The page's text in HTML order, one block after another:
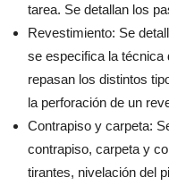
tarea. Se detallan los
Revestimiento: Se
se especifica la técnica
repasan los distintos
la perforación de un
Contrapiso y carpeta:
contrapiso, carpeta y
tirantes, nivelación del